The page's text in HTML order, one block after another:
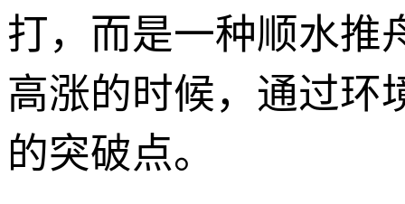
打，而是一种顺水推
高涨的时候，通过环
的突破点。